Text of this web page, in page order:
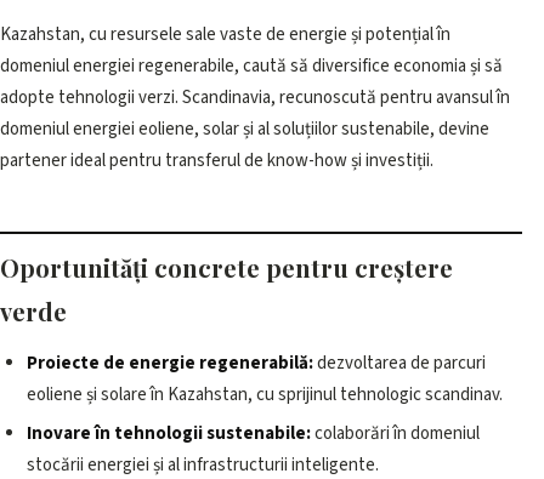
Kazahstan, cu resursele sale vaste de energie și potențial în
domeniul energiei regenerabile, caută să diversifice economia și să
adopte tehnologii verzi. Scandinavia, recunoscută pentru avansul în
domeniul energiei eoliene, solar și al soluțiilor sustenabile, devine
partener ideal pentru transferul de know-how și investiții.
Oportunități concrete pentru creștere
verde
Proiecte de energie regenerabilă:dezvoltarea de parcuri
eoliene și solare în Kazahstan, cu sprijinul tehnologic scandinav.
Inovare în tehnologii sustenabile:colaborări în domeniul
stocării energiei și al infrastructurii inteligente.